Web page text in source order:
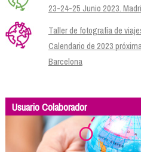
23-24-25 Junio 2023.
Taller de fotografía de
Calendario de 2023
Barcelona
Usuario Colaborador